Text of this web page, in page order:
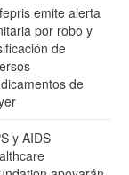
emite alerta
por robo y
de
de
y AIDS